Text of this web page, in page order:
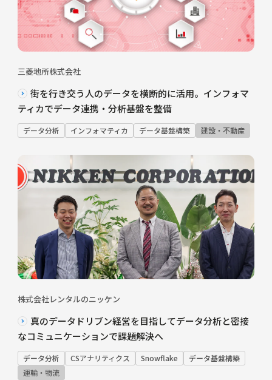
三菱地所株式会社
街を行き交う人のデータを横断的に活用。インフォマ
ティカでデータ連携・分析基盤を整備
データ分析 インフォマティカ データ基盤構築 建設・不動産
株式会社レンタルのニッケン
真のデータドリブン経営を目指してデータ分析と密接
なコミュニケーションで課題解決へ
データ分析 CSアナリティクス Snowflake
データ基盤構築
運輸・物流